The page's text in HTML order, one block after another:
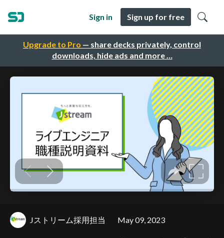
Upgrade to Pro — share decks privately, control
downloads, hide ads and more …
Sign in Sign up for free
Jストリーム採用担当 May 09, 2023